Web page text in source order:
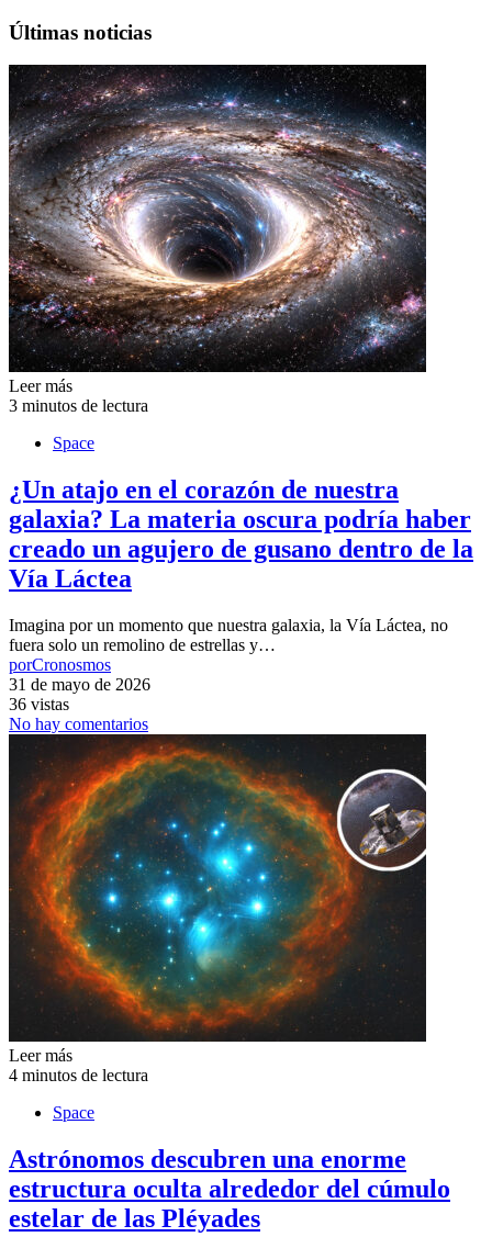
Últimas noticias
Leer más
3 minutos de lectura
Space
¿Un atajo en el corazón de nuestra
galaxia? La materia oscura podría haber
creado un agujero de gusano dentro de la
Vía Láctea
Imagina por un momento que nuestra galaxia, la Vía Láctea, no
fuera solo un remolino de estrellas y…
porCronosmos
31 de mayo de 2026
36 vistas
No hay comentarios
Leer más
4 minutos de lectura
Space
Astrónomos descubren una enorme
estructura oculta alrededor del cúmulo
estelar de las Pléyades